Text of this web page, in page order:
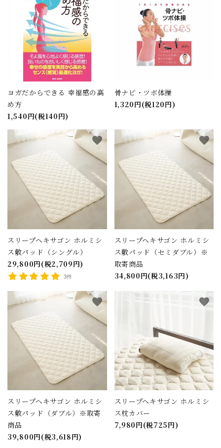
ヨガだからできる 幸福感の高
め方
1,540円(税140円)
骨ナビ・ツボ体操
1,320円(税120円)
スリープヘキサゴン ホルミシ
ス敷パッド（シングル）
29,800円(税2,709円)
3件
favorite
スリープヘキサゴン ホルミシ
ス敷パッド（セミダブル）※
取寄商品
34,800円(税3,163円)
favorite
スリープヘキサゴン ホルミシ
ス敷パッド（ダブル）※取寄
商品
39,800円(税3,618円)
favorite
スリープヘキサゴン ホルミシ
ス枕カバー
7,980円(税725円)
favorite
キーワード
検索する